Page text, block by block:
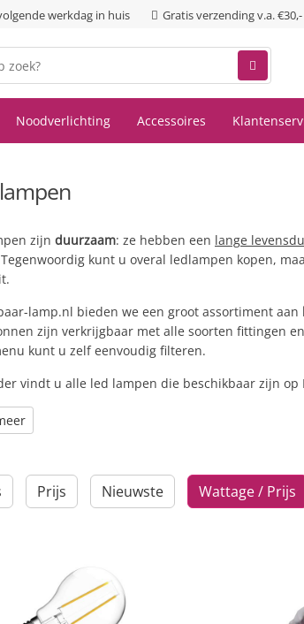
werkdag in huis Gratis verzending v.a. €30,-
Noodverlichting Accessoires
zijn duurzaam: ze hebben een lange
kunt u overal ledlampen kopen,
lamp.nl bieden we een groot assortiment aan
zijn verkrijgbaar met alle soorten fittingen
kunt u zelf eenvoudig filteren.
vindt u alle led lampen die beschikbaar zijn op
Prijs Nieuwste Wattage / Prijs